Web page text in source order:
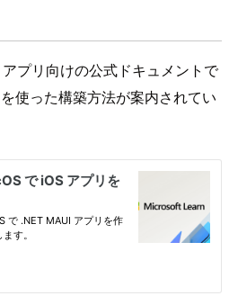
プリ向けの公式ドキュメントで
使った構築方法が案内されてい